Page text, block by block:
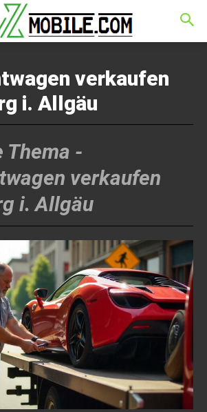
verkaufen
i. Allgäu
Thema -
verkaufen
i. Allgäu